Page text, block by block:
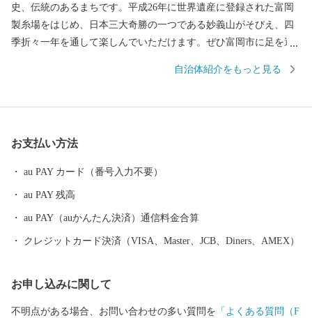
史、伝統のあるまちです。平成26年に世界遺産に登録された富岡
製糸場をはじめ、日本三大奇勝の一つである妙義山がそびえ、四
季折々一年を通して楽しんでいただけます。ぜひ富岡市に足を運
自治体紹介をもっと見る
お支払い方法
au PAY カード（番号入力不要）
au PAY 残高
au PAY（auかんたん決済）通信料金合算
クレジットカード決済（VISA、Master、JCB、Diners、AMEX）
お申し込みに関して
不明点がある場合、お問い合わせの多い質問を 「よくある質問（F